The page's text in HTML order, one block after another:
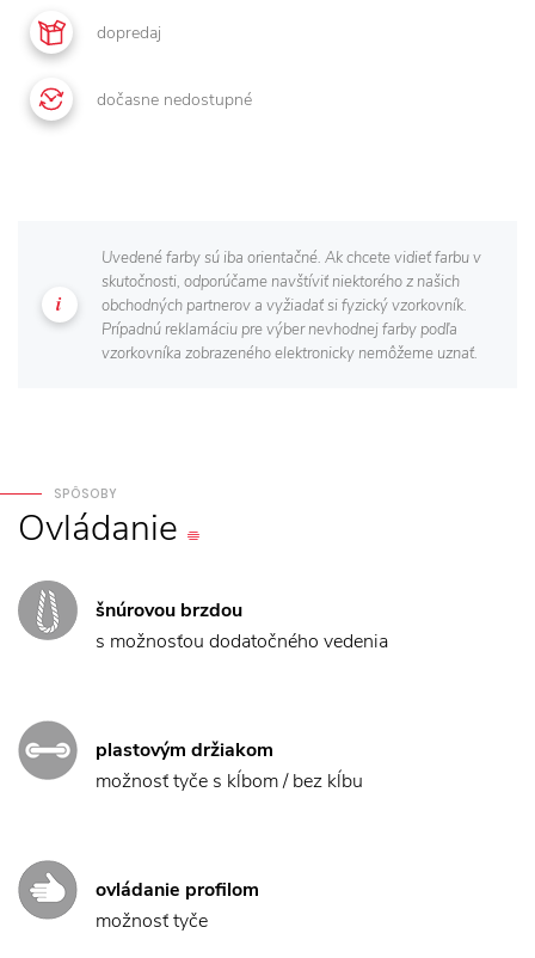
dopredaj
dočasne nedostupné
Uvedené farby sú iba orientačné. Ak chcete vidieť farbu v
skutočnosti, odporúčame navštíviť niektorého z našich
obchodných partnerov a vyžiadať si fyzický vzorkovník.
Prípadnú reklamáciu pre výber nevhodnej farby podľa
vzorkovníka zobrazeného elektronicky nemôžeme uznať.
SPÔSOBY
Ovládanie
šnúrovou brzdou
s možnosťou dodatočného vedenia
plastovým držiakom
možnosť tyče s kĺbom / bez kĺbu
ovládanie profilom
možnosť tyče